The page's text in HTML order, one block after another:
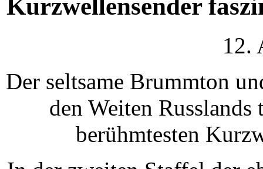
Kurzwellensender
12.
Der seltsame Brummton
den Weiten
berühmtesten